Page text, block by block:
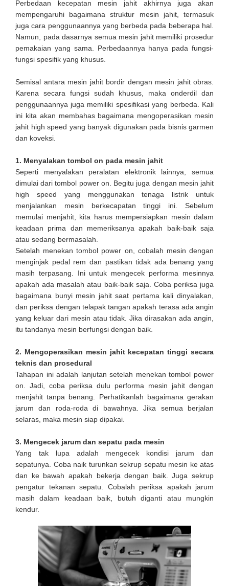
Perbedaan kecepatan mesin jahit akhirnya juga akan
mempengaruhi bagaimana struktur mesin jahit, termasuk
juga cara penggunaannya yang berbeda pada beberapa hal.
Namun, pada dasarnya semua mesin jahit memiliki prosedur
pemakaian yang sama. Perbedaannya hanya pada fungsi-
fungsi spesifik yang khusus.
Semisal antara mesin jahit bordir dengan mesin jahit obras.
Karena secara fungsi sudah khusus, maka onderdil dan
penggunaannya juga memiliki spesifikasi yang berbeda. Kali
ini kita akan membahas bagaimana mengoperasikan mesin
jahit high speed yang banyak digunakan pada bisnis garmen
dan koveksi.
1. Menyalakan tombol on pada mesin jahit
Seperti menyalakan peralatan elektronik lainnya, semua
dimulai dari tombol power on. Begitu juga dengan mesin jahit
high speed yang menggunakan tenaga listrik untuk
menjalankan mesin berkecapatan tinggi ini. Sebelum
memulai menjahit, kita harus mempersiapkan mesin dalam
keadaan prima dan memeriksanya apakah baik-baik saja
atau sedang bermasalah.
Setelah menekan tombol power on, cobalah mesin dengan
menginjak pedal rem dan pastikan tidak ada benang yang
masih terpasang. Ini untuk mengecek performa mesinnya
apakah ada masalah atau baik-baik saja. Coba periksa juga
bagaimana bunyi mesin jahit saat pertama kali dinyalakan,
dan periksa dengan telapak tangan apakah terasa ada angin
yang keluar dari mesin atau tidak. Jika dirasakan ada angin,
itu tandanya mesin berfungsi dengan baik.
2. Mengoperasikan mesin jahit kecepatan tinggi secara
teknis dan prosedural
Tahapan ini adalah lanjutan setelah menekan tombol power
on. Jadi, coba periksa dulu performa mesin jahit dengan
menjahit tanpa benang. Perhatikanlah bagaimana gerakan
jarum dan roda-roda di bawahnya. Jika semua berjalan
selaras, maka mesin siap dipakai.
3. Mengecek jarum dan sepatu pada mesin
Yang tak lupa adalah mengecek kondisi jarum dan
sepatunya. Coba naik turunkan sekrup sepatu mesin ke atas
dan ke bawah apakah bekerja dengan baik. Juga sekrup
pengatur tekanan sepatu. Cobalah periksa apakah jarum
masih dalam keadaan baik, butuh diganti atau mungkin
kendur.